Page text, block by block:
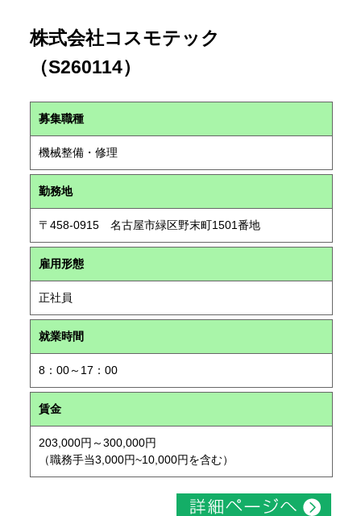
株式会社コスモテック
（S260114）
募集職種
機械整備・修理
勤務地
〒458-0915 名古屋市緑区野末町1501番地
雇用形態
正社員
就業時間
8：00～17：00
賃金
203,000円～300,000円
（職務手当3,000円~10,000円を含む）